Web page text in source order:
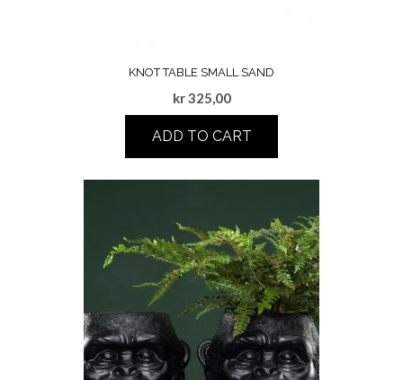
KNOT TABLE SMALL SAND
kr325,00
ADD TO CART